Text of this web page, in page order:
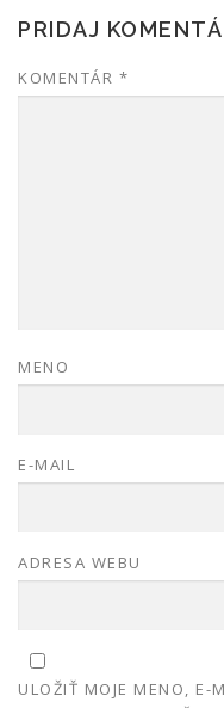
PRIDAJ
KOMENTÁR *
MENO
E-MAIL
ADRESA WEBU
ULOŽIŤ MOJE MENO, E-